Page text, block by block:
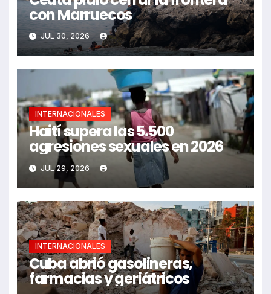
con Marruecos
JUL 30, 2026
INTERNACIONALES
Haití supera las 5.500
agresiones sexuales en 2026
JUL 29, 2026
INTERNACIONALES
Cuba abrió gasolineras,
farmacias y geriátricos